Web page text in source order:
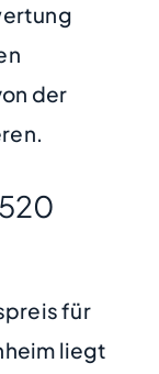
der
für
liegt